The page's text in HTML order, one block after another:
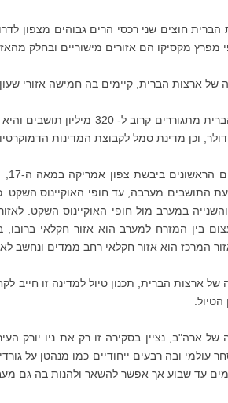
חוצים שני רכסי הרים גבוהים מצפון
מפרץ מקסיקו הם אזורים מישוריים ובחלק
של ארצות הברית, קיימים בה חמישה אזורי
בארצות הברית מתגוררים
וכן מדינת סמל לקבוצת המדינות
התושבים מערבה, עד חופי האוקיינוס השקט.
במערב מול חופי האוקיינוס השקט.
בין המזרח למערב הוא אזור חקלאי ברובו,
המרכז הוא אזור חקלאי רחב ממדים ונחשב
של ארצות הברית, תכנון טיול למדינה זו
הטיול.
של ארה"ב, נציין בסקירה זו רק את ניו יורק
עולמי ובה רבעים ייחודיים כמו מנהטן על
עד שבוע אך אפשר להשאר ולהנות בה גם